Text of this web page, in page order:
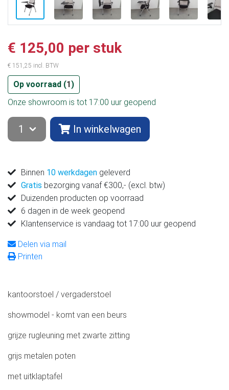
€ 125,00 per stuk
€ 151,25 incl. BTW
Op voorraad (1)
Onze showroom is tot 17:00 uur geopend
In winkelwagen
Binnen 10 werkdagen geleverd
Gratis bezorging vanaf €300,- (excl. btw)
Duizenden producten op voorraad
6 dagen in de week geopend
Klantenservice is vandaag tot 17:00 uur geopend
Delen via mail
Printen
kantoorstoel / vergaderstoel
showmodel - komt van een beurs
grijze rugleuning met zwarte zitting
grijs metalen poten
met uitklaptafel